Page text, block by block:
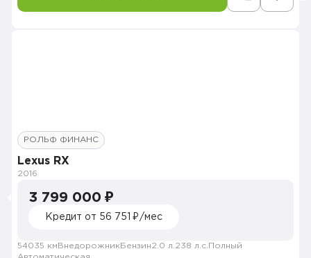
РОЛЬФ ФИНАНС
Lexus RX
2016
3 799 000 ₽
Кредит от 56 751 ₽/мес
54035 км Внедорожник Бензин2.0 л. 238 л.с. Полный